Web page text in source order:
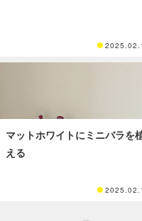
マットホワイトにミニバラを
える